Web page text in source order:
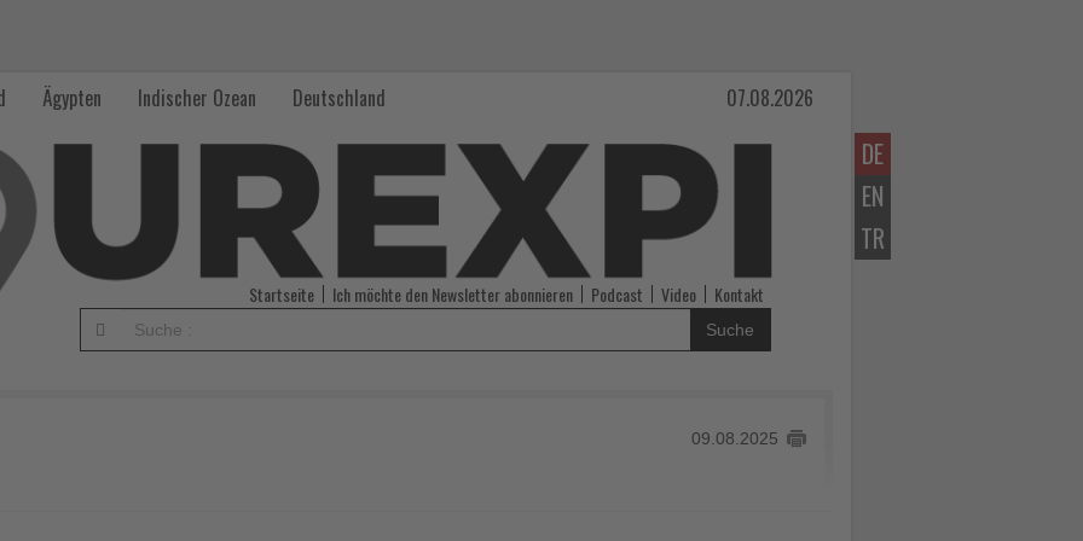
DE
EN
TR
Ägypten Indischer Ozean Deutschland 07.08.2026
Startseite Ich möchte den Newsletter abonnieren Podcast Video Kontakt
Suche
09.08.2025